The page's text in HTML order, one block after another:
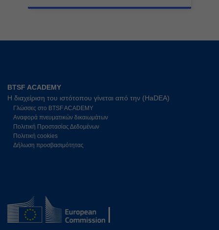
BTSF ACADEMY
Η διαχείριση του ιστότοπου γίνεται από την (HaDEA)
Γλώσσες στο BTSF ACADEMY
Αναφορά πνευματικών δικαιωμάτων
Πολιτική Προστασίας Δεδομένων
Πολιτική cookies
Δήλωση προσβασιμότητας